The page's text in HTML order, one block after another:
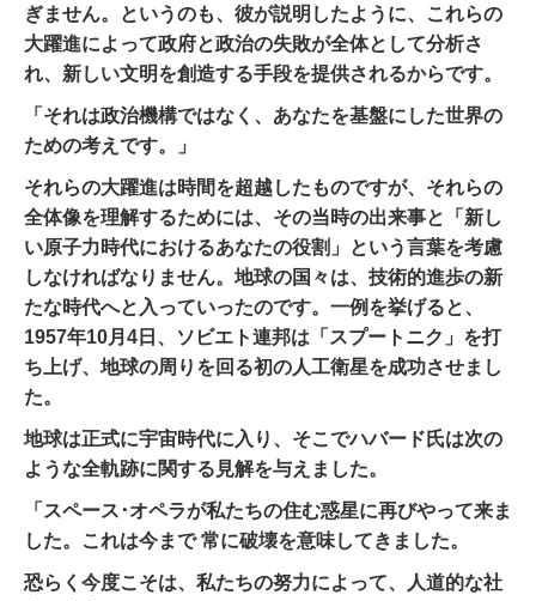
ぎません。というのも、彼が説明したように、これらの
大躍進によって政府と政治の失敗が全体として分析さ
れ、 新しい文明を創造する手段を提供されるからです。
「それは政治機構ではなく、あなたを基盤にした世界の
ための考えです。」
それらの大躍進は時間を超越したものですが、それらの
全体像を理解するためには、その当時の出来事と「新し
い原子力時代におけるあなたの役割」という言葉を考慮
しなければなりません。地球の国々は、技術的進歩の新
たな時代へと入っていったのです。一例を挙げると、
1957年10月4日、ソビエト連邦は「スプートニク」を打
ち上げ、地球の周りを回る初の人工衛星を成功させまし
た。
地球は正式に宇宙時代に入り、そこでハバード氏は次の
ような全軌跡に関する見解を与えました。
「スペース･オペラが私たちの住む惑星に再びやって来ま
した。これは今まで 常に破壊を意味してきました。
恐らく今度こそは、私たちの努力によって、人道的な社